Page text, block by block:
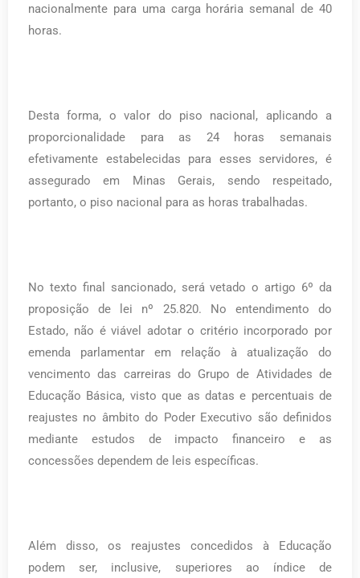
nacionalmente para uma carga horária semanal de 40
horas.
Desta forma, o valor do piso nacional, aplicando a
proporcionalidade para as 24 horas semanais
efetivamente estabelecidas para esses servidores, é
assegurado em Minas Gerais, sendo respeitado,
portanto, o piso nacional para as horas trabalhadas.
No texto final sancionado, será vetado o artigo 6º da
proposição de lei nº 25.820. No entendimento do
Estado, não é viável adotar o critério incorporado por
emenda parlamentar em relação à atualização do
vencimento das carreiras do Grupo de Atividades de
Educação Básica, visto que as datas e percentuais de
reajustes no âmbito do Poder Executivo são definidos
mediante estudos de impacto financeiro e as
concessões dependem de leis específicas.
Além disso, os reajustes concedidos à Educação
podem ser, inclusive, superiores ao índice de